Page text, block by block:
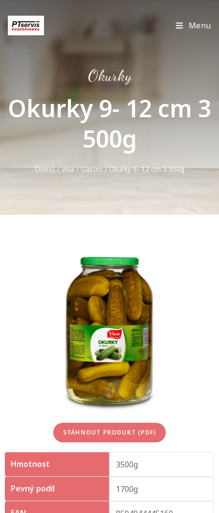
Menu
Okurky
Okurky 9- 12 cm 3
500g
Domů/Viva/Gastro/ Okurky 9- 12 cm 3 500g
Hmotnost 3500g
Pevný podíl 1700g
STÁHNOUT PRODUKT (PDF)